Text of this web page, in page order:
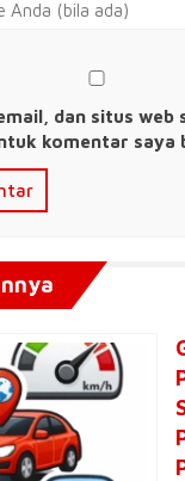
dan situs web
komentar saya